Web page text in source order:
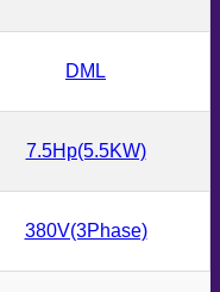
DML
7.5Hp(5.5KW)
380V(3Phase)